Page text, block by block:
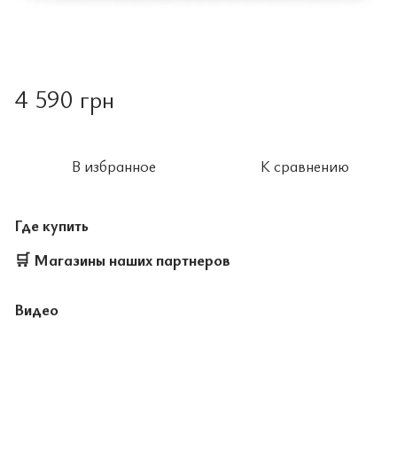
4 590 грн
В избранное К сравнению
Где купить
🛒 Магазины наших партнеров
Видео